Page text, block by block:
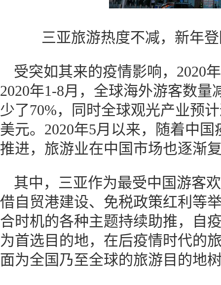
三亚旅游热度不减，新年
受突如其来的疫情影响，2020
2020年1-8月，全球海外游客数
少了70%，同时全球观光产业预
美元。2020年5月以来，随着中
推进，旅游业在中国市场也逐渐
其中，三亚作为最受中国游客
借自贸港建设、免税政策红利等
合时机的各种主题持续助推，自
为首选目的地，在后疫情时代的
面为全国乃至全球的旅游目的地